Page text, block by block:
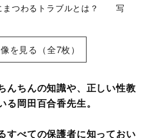
まつわるトラブルとは？ 写
を見る（全7枚）
んちんの知識や、正しい性教
岡田百合香先生。
すべての保護者に知っておい